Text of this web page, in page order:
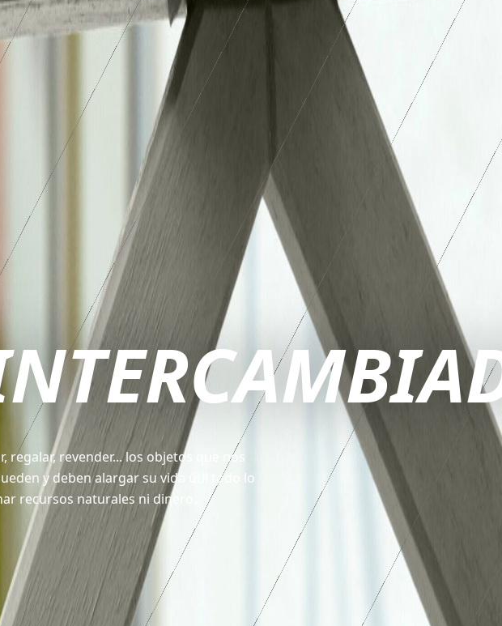
regalar, revender... los objetos que nos
y deben alargar su vida útil todo lo
recursos naturales ni dinero.